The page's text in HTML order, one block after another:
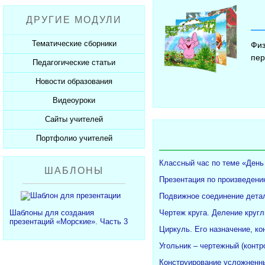
Пожарная безопасность
СанПиНы
Должностные обязанности
Планы, справки, протоколы
Презентации к Дню матери
Презентации к Новому году
Презентации к 23 февраля
Презентации к 8 марта
Презентации к Дню Победы
350 лет Петру I
Разработки учащихся
Софт для учителя
ДРУГИЕ МОДУЛИ
Тематические сборники
Сборники презентаций
Педагогические статьи
Каталог статей
Добавить статью
Новости образования
Новости образования
Видеоуроки
Видеоуроки ЕГЭ и ОГЭ
Сайты учителей
Каталог сайтов
Добавить сайт
Портфолио учителей
Каталог портфолио
Добавить портфолио
ШАБЛОНЫ
Шаблоны для создания
презентаций «Морские». Часть 3
Классный час по теме
Презентация по
Подвижное соединение
Чертеж круга. Деление
Циркуль. Его назначение,
Угольник – чертежный
Конструирование